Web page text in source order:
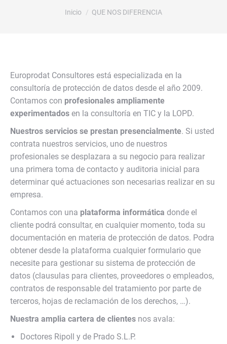
Estás aquí:
Inicio QUE NOS DIFERENCIA
Europrodat Consultores está especializada en la
consultoría de protección de datos desde el año 2009.
Contamos con profesionales ampliamente
experimentados en la consultoría en TIC y la LOPD.
Nuestros servicios se prestan presencialmente. Si usted
contrata nuestros servicios, uno de nuestros
profesionales se desplazara a su negocio para realizar
una primera toma de contacto y auditoria inicial para
determinar qué actuaciones son necesarias realizar en su
empresa.
Contamos con una plataforma informática donde el
cliente podrá consultar, en cualquier momento, toda su
documentación en materia de protección de datos. Podra
obtener desde la plataforma cualquier formulario que
necesite para gestionar su sistema de protección de
datos (clausulas para clientes, proveedores o empleados,
contratos de responsable del tratamiento por parte de
terceros, hojas de reclamación de los derechos, …).
Nuestra amplia cartera de clientes nos avala:
Doctores Ripoll y de Prado S.L.P.